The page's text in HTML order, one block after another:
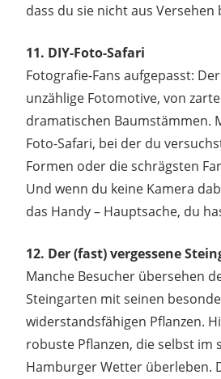
dass du sie nicht aus Versehen
11. DIY-Foto-Safari
Fotografie-Fans aufgepasst:
unzählige Fotomotive, von
dramatischen Baumstämmen.
Foto-Safari, bei der du
Formen oder die schrägsten
Und wenn du keine Kamera
das Handy – Hauptsache, du
12. Der (fast) vergessene
Manche Besucher übersehen
Steingarten mit seinen
widerstandsfähigen Pflanzen.
robuste Pflanzen, die selbst im
Hamburger Wetter überleben.